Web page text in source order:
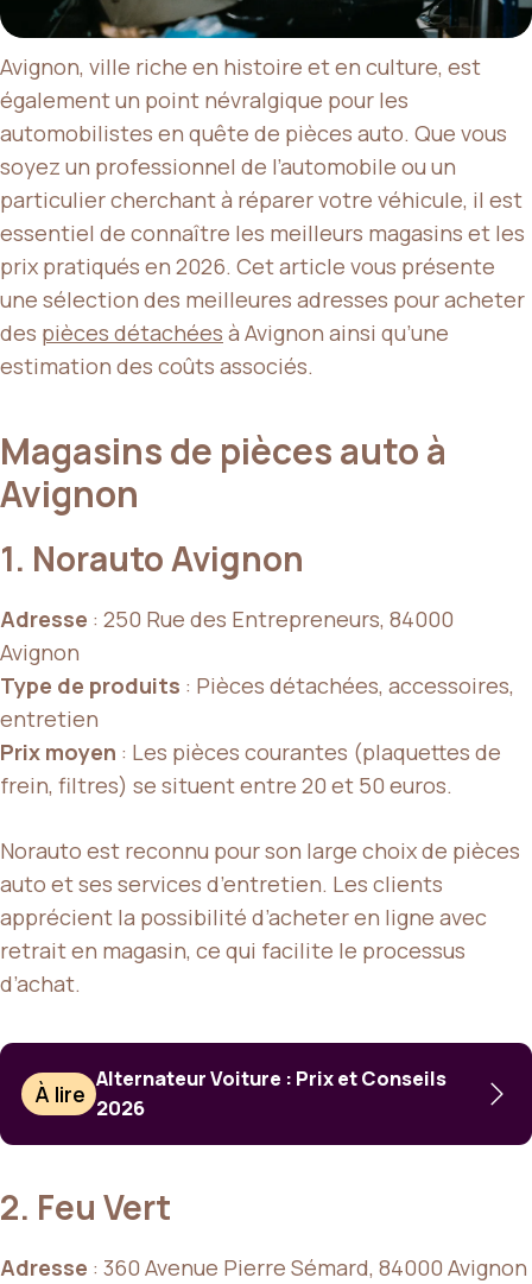
Avignon, ville riche en histoire et en culture, est
également un point névralgique pour les
automobilistes en quête de pièces auto. Que vous
soyez un professionnel de l’automobile ou un
particulier cherchant à réparer votre véhicule, il est
essentiel de connaître les meilleurs magasins et les
prix pratiqués en 2026. Cet article vous présente
une sélection des meilleures adresses pour acheter
des pièces détachées à Avignon ainsi qu’une
estimation des coûts associés.
Magasins de pièces auto à
Avignon
1. Norauto Avignon
Adresse : 250 Rue des Entrepreneurs, 84000
Avignon
Type de produits : Pièces détachées, accessoires,
entretien
Prix moyen : Les pièces courantes (plaquettes de
frein, filtres) se situent entre 20 et 50 euros.
Norauto est reconnu pour son large choix de pièces
auto et ses services d’entretien. Les clients
apprécient la possibilité d’acheter en ligne avec
retrait en magasin, ce qui facilite le processus
d’achat.
À lire
Alternateur Voiture : Prix et Conseils
2026
2. Feu Vert
Adresse : 360 Avenue Pierre Sémard, 84000 Avignon